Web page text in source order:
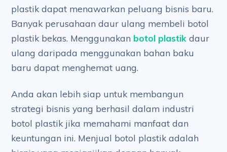
plastik dapat menawarkan peluang bisnis baru.
Banyak perusahaan daur ulang membeli botol
plastik bekas. Menggunakan botol plastik daur
ulang daripada menggunakan bahan baku
baru dapat menghemat uang.
Anda akan lebih siap untuk membangun
strategi bisnis yang berhasil dalam industri
botol plastik jika memahami manfaat dan
keuntungan ini. Menjual botol plastik adalah